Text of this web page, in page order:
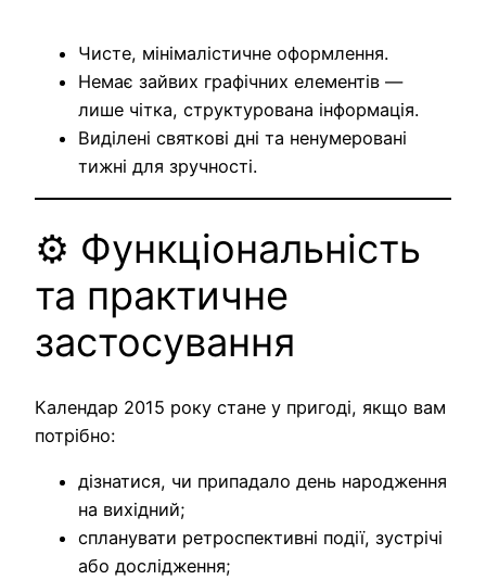
Чисте, мінімалістичне оформлення.
Немає зайвих графічних елементів —
лише чітка, структурована інформація.
Виділені святкові дні та ненумеровані
тижні для зручності.
⚙️ Функціональність
та практичне
застосування
Календар 2015 року стане у пригоді, якщо вам
потрібно:
дізнатися, чи припадало день народження
на вихідний;
спланувати ретроспективні події, зустрічі
або дослідження;